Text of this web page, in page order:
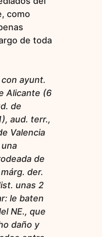
como
de toda
con ayunt.
Alicante (6
de
aud. terr.,
Valencia
de
der.
unas 2
le baten
NE., que
daño y